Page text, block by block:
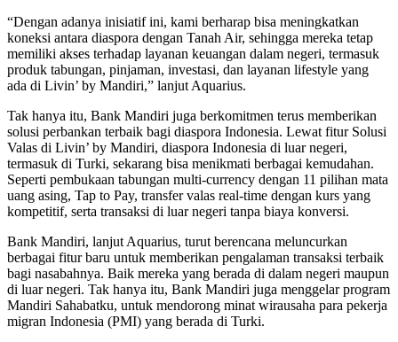
“Dengan adanya inisiatif ini, kami berharap bisa meningkatkan
koneksi antara diaspora dengan Tanah Air, sehingga mereka tetap
memiliki akses terhadap layanan keuangan dalam negeri, termasuk
produk tabungan, pinjaman, investasi, dan layanan lifestyle yang
ada di Livin’ by Mandiri,” lanjut Aquarius.
Tak hanya itu, Bank Mandiri juga berkomitmen terus memberikan
solusi perbankan terbaik bagi diaspora Indonesia. Lewat fitur Solusi
Valas di Livin’ by Mandiri, diaspora Indonesia di luar negeri,
termasuk di Turki, sekarang bisa menikmati berbagai kemudahan.
Seperti pembukaan tabungan multi-currency dengan 11 pilihan mata
uang asing, Tap to Pay, transfer valas real-time dengan kurs yang
kompetitif, serta transaksi di luar negeri tanpa biaya konversi.
Bank Mandiri, lanjut Aquarius, turut berencana meluncurkan
berbagai fitur baru untuk memberikan pengalaman transaksi terbaik
bagi nasabahnya. Baik mereka yang berada di dalam negeri maupun
di luar negeri. Tak hanya itu, Bank Mandiri juga menggelar program
Mandiri Sahabatku, untuk mendorong minat wirausaha para pekerja
migran Indonesia (PMI) yang berada di Turki.